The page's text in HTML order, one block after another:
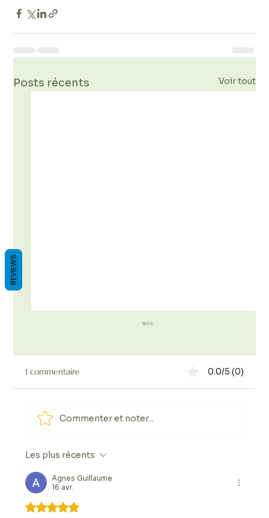
Posts récents Voir tout
naturelle
1 commentaire 0.0/5 (0)
Commenter et noter...
Les plus récents
Agnes Guillaume
16 avr.
Noté 5 étoiles sur 5.
REVIEWS